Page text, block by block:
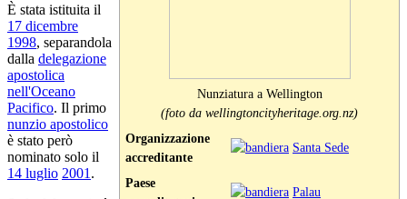
Nunziatura a Wellington
(foto da wellingtoncityheritage.org.nz)
Organizzazione
accreditante
Santa Sede
Paese
Palau
È stata istituita il
17 dicembre
1998, separandola
dalla delegazione
apostolica
nell'Oceano
Pacifico. Il primo
nunzio apostolico
è stato però
nominato solo il
14 luglio 2001 .